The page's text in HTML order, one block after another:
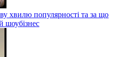
хвилю популярності та за що
шоубізнес